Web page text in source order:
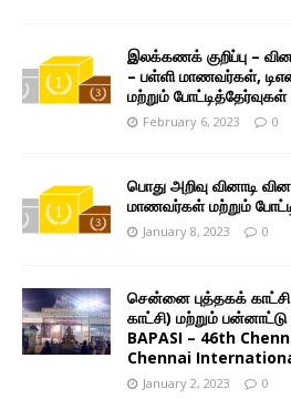
இலக்கணக் குறிப்பு –
– பள்ளி மாணவர்கள்,
மற்றும்
February 6, 2023 0
பொது அறிவு வினாடி
மாணவர்கள் மற்றும்
January 8, 2023 0
சென்னை புத்தகக் காட்சி
காட்சி) மற்றும்
BAPASI – 46th
Chennai
January 2, 2023 0